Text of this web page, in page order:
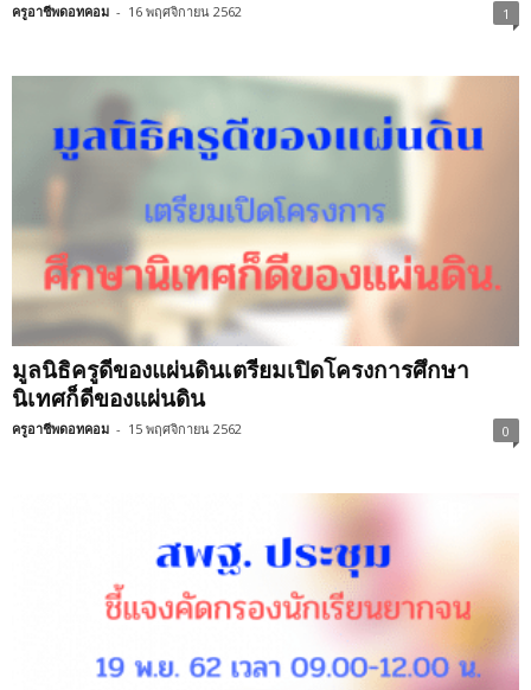
ครูอาชีพดอทคอม - 16 พฤศจิกายน 2562 1
มูลนิธิครูดีของแผ่นดินเตรียมเปิดโครงการศึกษา
นิเทศก็ดีของแผ่นดิน
ครูอาชีพดอทคอม - 15 พฤศจิกายน 2562 0